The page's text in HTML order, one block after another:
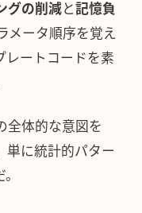
グの削減と記憶負
メータ順序を覚え
レートコードを素
全体的な意図を
単に統計的パター